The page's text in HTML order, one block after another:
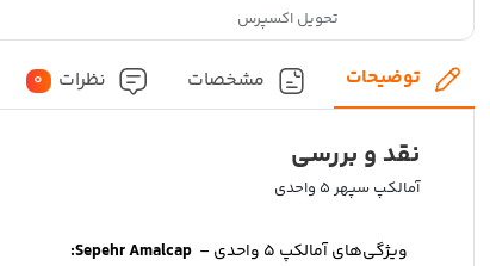
تحویل اکسپرس
توضیحات مشخصات نظرات 0
نقد و بررسی
آمالکپ سپهر ۵ واحدی
ویژگیهایآمالکپ ۵ واحدی–
Sepehr Amalcap: